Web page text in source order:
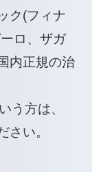
ク(フィナ
ロ 、 ザガ
内正規の治
う方は、
さい。